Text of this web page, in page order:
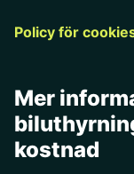
Policy för
Mer
kostnad